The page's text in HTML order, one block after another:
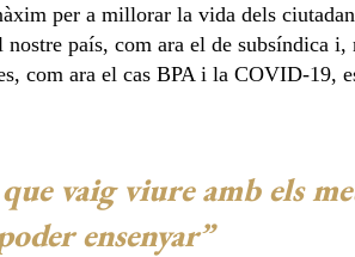
per a millorar la vida dels
país, com ara el de subsíndica
com ara el cas BPA i la COVID-19,
vaig viure amb els
ensenyar”